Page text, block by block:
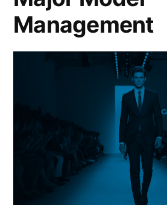
Management